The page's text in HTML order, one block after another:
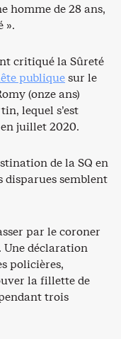
homme de 28 ans,
».
critiqué la Sûreté
publiquesur le
(onze ans)
lequel s’est
juillet 2020.
de la SQ en
disparues semblent
par le coroner
. Une déclaration
policières,
la fillette de
trois